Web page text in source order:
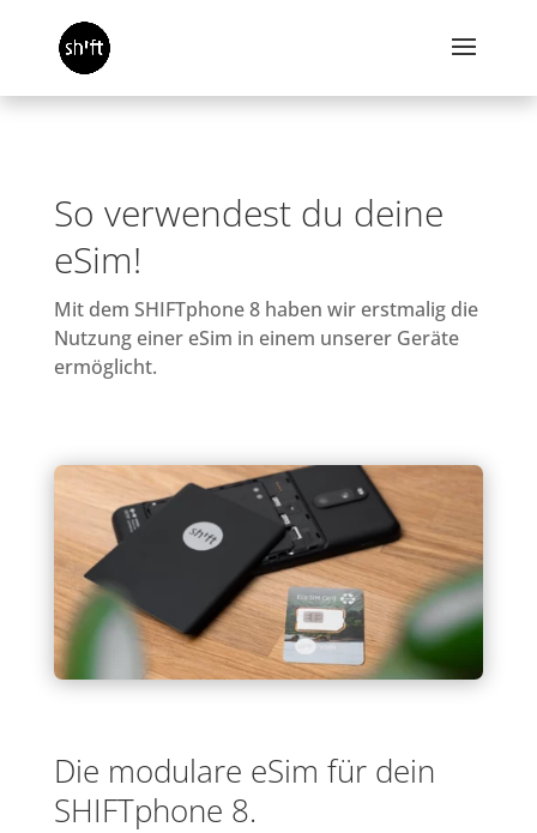
So verwendest du deine
eSim!
Mit dem SHIFTphone 8 haben wir erstmalig die
Nutzung einer eSim in einem unserer Geräte
ermöglicht.
Die modulare eSim für dein
SHIFTphone 8.